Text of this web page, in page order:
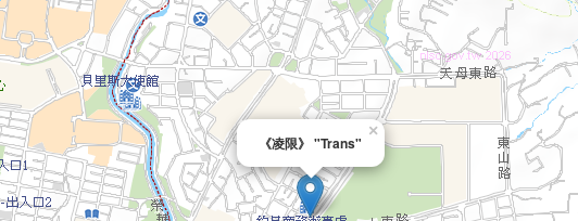
《凌限》 "Trans"
×